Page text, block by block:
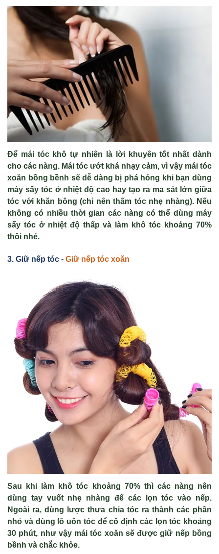
Để mái tóc khô tự nhiên là lời khuyên tốt nhất dành
cho các nàng. Mái tóc ướt khá nhạy cảm, vì vậy mái tóc
xoăn bồng bềnh sẽ dễ dàng bị phá hỏng khi bạn dùng
máy sấy tóc ở nhiệt độ cao hay tạo ra ma sát lớn giữa
tóc với khăn bông (chỉ nên thấm tóc nhẹ nhàng). Nếu
không có nhiều thời gian các nàng có thể dùng máy
sấy tóc ở nhiệt độ thấp và làm khô tóc khoảng 70%
thôi nhé.
3. Giữ nếp tóc - Giữ nếp tóc xoăn
Sau khi làm khô tóc khoảng 70% thì các nàng nên
dùng tay vuốt nhẹ nhàng để các lọn tóc vào nếp.
Ngoài ra, dùng lược thưa chia tóc ra thành các phần
nhỏ và dùng lô uốn tóc để cố định các lọn tóc khoảng
30 phút, như vậy mái tóc xoăn sẽ được giữ nếp bồng
bềnh và chắc khỏe.